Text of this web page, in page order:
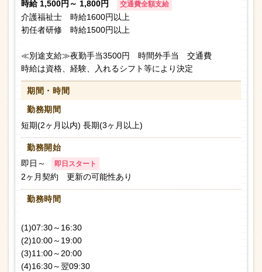
時給 1,500円～ 1,800円 交通費全額支給
介護福祉士 時給1600円以上
初任者研修 時給1500円以上
≪別途支給≫夜勤手当3500円 時間外手当 交通費
時給は資格、経験、入れるシフト等により決定
期間・時間
勤務期間
短期(2ヶ月以内) 長期(3ヶ月以上)
勤務開始
即日～
即日スタート
2ヶ月契約 更新の可能性あり
勤務時間
(1)07:30～16:30
(2)10:00～19:00
(3)11:00～20:00
(4)16:30～翌09:30